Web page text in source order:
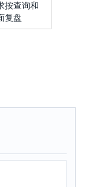
按查询和
复盘